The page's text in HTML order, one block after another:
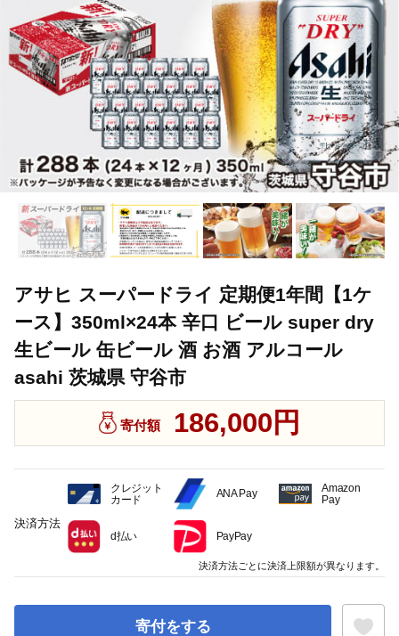
アサヒ スーパードライ 定期便1年間【1ケ
ース】350ml×24本 辛口 ビール super dry
生ビール 缶ビール 酒 お酒 アルコール
asahi 茨城県 守谷市
寄付額 186,000円
寄付をする
決済方法
クレジット
カード
ANA Pay
Amazon
Pay
d払い PayPay
決済方法ごとに決済上限額が異なります。